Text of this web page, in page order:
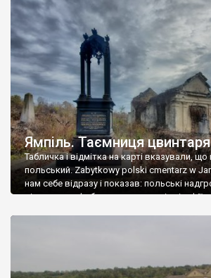
Ямпіль. Таємниця цвинтаря
Табличка і відмітка на карті вказували,
польський. Zabytkowy polski cmentarz w
нам себе відразу і показав: польські
віднести до фабричних, польські